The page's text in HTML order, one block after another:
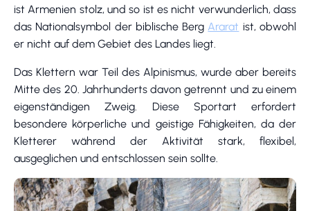
ist Armenien stolz, und so ist es nicht verwunderlich, dass
das Nationalsymbol der biblische Berg Ararat ist, obwohl
er nicht auf dem Gebiet des Landes liegt.
Das Klettern war Teil des Alpinismus, wurde aber bereits
Mitte des 20. Jahrhunderts davon getrennt und zu einem
eigenständigen Zweig. Diese Sportart erfordert
besondere körperliche und geistige Fähigkeiten, da der
Kletterer während der Aktivität stark, flexibel,
ausgeglichen und entschlossen sein sollte.